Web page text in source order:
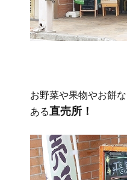
お野菜や果物やお餅
ある直売所！